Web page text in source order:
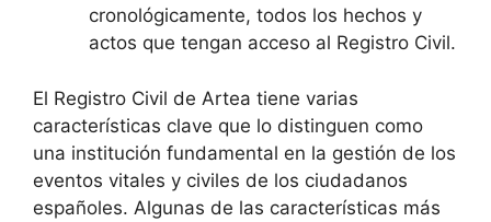
cronológicamente, todos los hechos y
actos que tengan acceso al Registro Civil.
El Registro Civil de Artea tiene varias
características clave que lo distinguen como
una institución fundamental en la gestión de los
eventos vitales y civiles de los ciudadanos
españoles. Algunas de las características más